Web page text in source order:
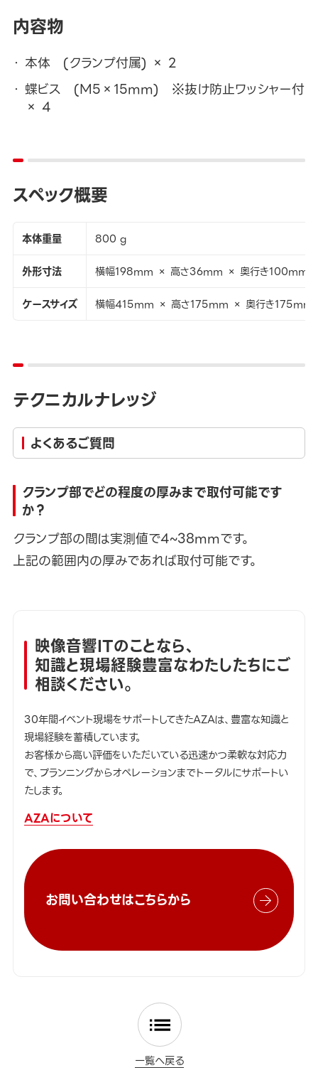
内容物
本体 (クランプ付属) × 2
蝶ビス (M5×15mm) ※抜け防止ワッシャー付
× 4
スペック概要
本体重量
800 g
外形寸法
横幅198mm × 高さ36mm × 奥行き100mm
ケースサイズ
横幅415mm × 高さ175mm × 奥行き175mm
テクニカルナレッジ
よくあるご質問
クランプ部でどの程度の厚みまで取付可能です
か？
クランプ部の間は実測値で4~38mmです。
上記の範囲内の厚みであれば取付可能です。
映像音響ITのことなら、
知識と現場経験豊富なわたしたちにご
相談ください。
30年間イベント現場をサポートしてきたAZAは、豊富な知識と
現場経験を蓄積しています。
お客様から高い評価をいただいている迅速かつ柔軟な対応力
で、プランニングからオペレーションまでトータルにサポートい
たします。
AZAについて
お問い合わせはこちらから
一覧へ戻る